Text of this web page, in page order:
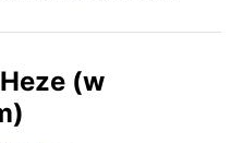
(w